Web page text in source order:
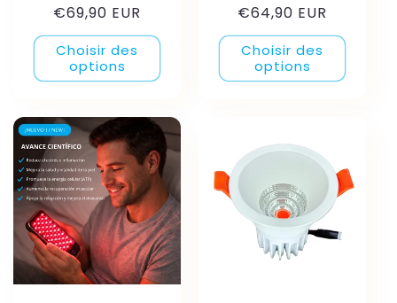
Prix
habituel
€69,90 EUR
Choisir des
options
Prix
habituel
€64,90 EUR
Choisir des
options